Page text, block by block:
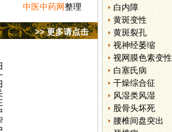
中医中药网整理
>> 更多请点击
白内障
黄斑变性
黄斑裂孔
视神经萎缩
视网膜色素变性
白塞氏病
干燥综合征
风湿类风湿
股骨头坏死
腰椎间盘突出